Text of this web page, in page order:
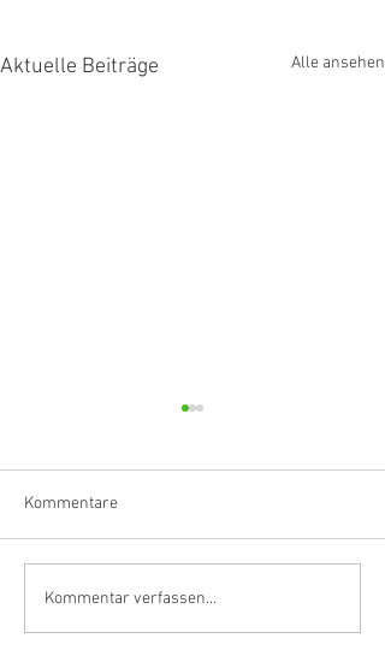
Aktuelle Beiträge Alle ansehen
Anastasia Schmidlin:
Klarinettistin, Tonmeisterin,
Kommentare
Kommentar verfassen...